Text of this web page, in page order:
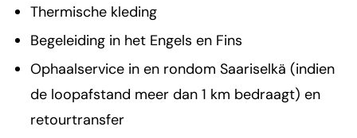
Thermische kleding
Begeleiding in het Engels en Fins
Ophaalservice in en rondom Saariselkä (indien
de loopafstand meer dan 1 km bedraagt) en
retourtransfer